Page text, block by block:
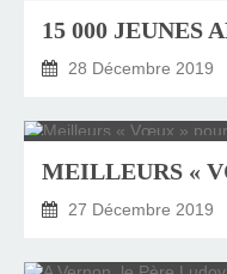
28 Décembre 2019
MEILLEURS «
27 Décembre 2019